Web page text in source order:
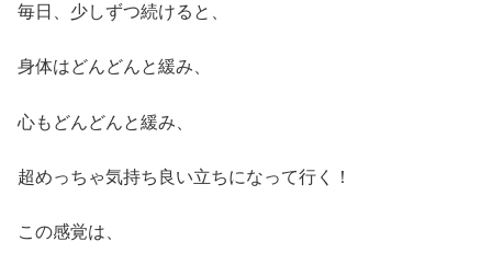
毎日、少しずつ続けると、
身体はどんどんと緩み、
心もどんどんと緩み、
超めっちゃ気持ち良い立ちになって行く！
この感覚は、